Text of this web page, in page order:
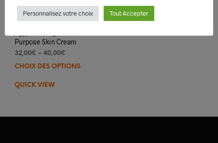
Purpose Skin Cream
32,00€ – 40,00€
CHOIX DES OPTIONS
Les
QUICK VIEW
Personnalisez votre choix Tout Accepter